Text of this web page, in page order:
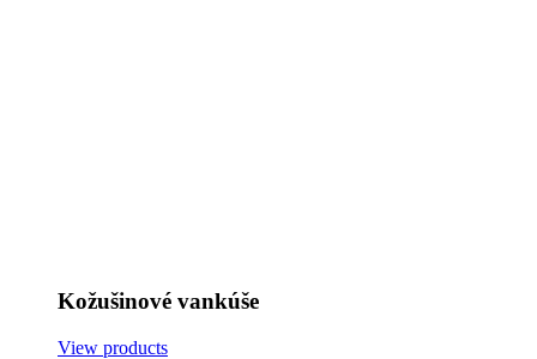
Kožušinové vankúše
View products